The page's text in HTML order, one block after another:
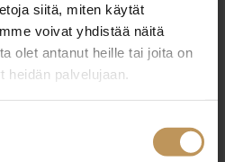
siitä, miten käytät
voivat yhdistää näitä
olet antanut heille tai joita on
heidän palvelujaan.